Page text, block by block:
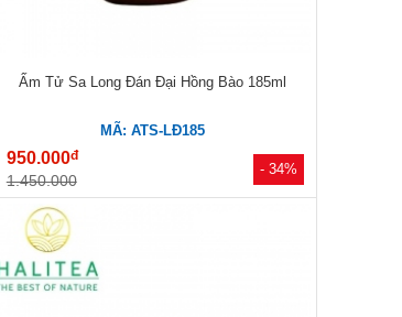
- 34%
Ấm Tử Sa Long Đán Đại Hồng Bào 185ml
MÃ: ATS-LĐ185
950.000đ
1.450.000